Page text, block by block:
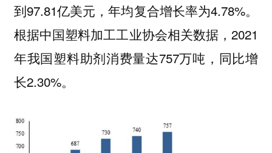
到97.81亿美元，年均复合增长率为4.78%。
根据中国塑料加工工业协会相关数据，2021
年我国塑料助剂消费量达757万吨，同比增
长2.30%。